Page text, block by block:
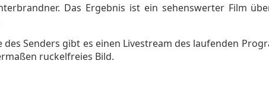
Das Ergebnis ist ein sehenswerter Film
Senders gibt es einen Livestream des laufenden
ruckelfreies Bild.